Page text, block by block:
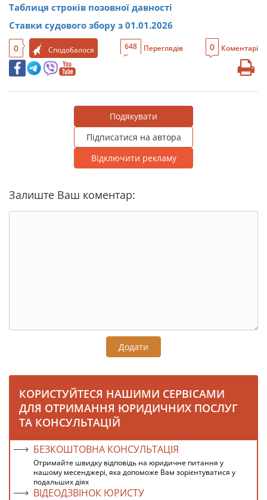
Таблиця строків позовної давності
Ставки судового збору з 01.01.2026
0 Сподобалося 648 Переглядів 0 Коментарі
Подякувати
Підписатися на автора
Відключити рекламу
Залиште Ваш коментар:
Додати
КОРИСТУЙТЕСЯ НАШИМИ СЕРВІСАМИ
ДЛЯ ОТРИМАННЯ ЮРИДИЧНИХ ПОСЛУГ
ТА КОНСУЛЬТАЦІЙ
БЕЗКОШТОВНА КОНСУЛЬТАЦІЯ
Отримайте швидку відповідь на юридичне питання у
нашому месенджері, яка допоможе Вам зорієнтуватися у
подальших діях
ВІДЕОДЗВІНОК ЮРИСТУ